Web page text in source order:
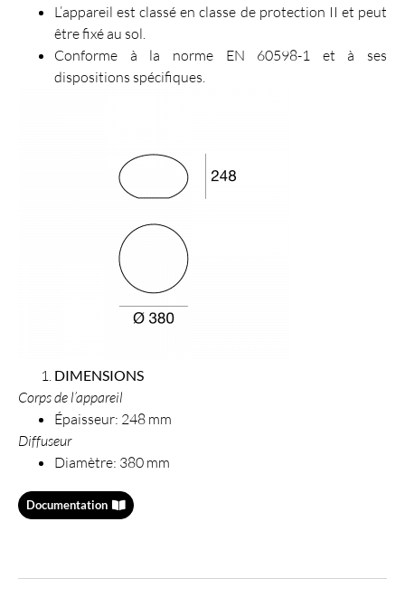
L’appareil est classé en classe de protection II et peut
être fixé au sol.
Conforme à la norme EN 60598-1 et à ses
dispositions spécifiques.
DIMENSIONS
Corps de l’appareil
Épaisseur: 248 mm
Diffuseur
Diamètre: 380 mm
Documentation